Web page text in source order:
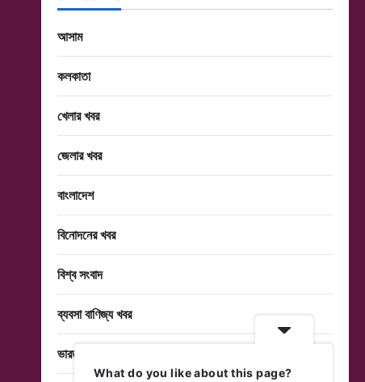
আসাম
কলকাতা
খেলার খবর
জেলার খবর
বাংলাদেশ
বিনোদনের খবর
বিশ্ব সংবাদ
ব্যবসা বাণিজ্য খবর
ভারত
What do you like about this page?